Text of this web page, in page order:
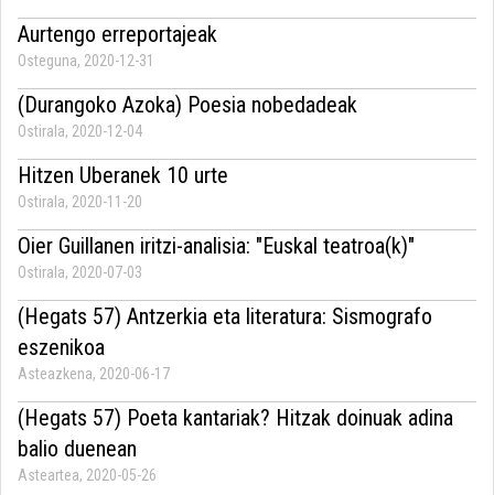
Aurtengo erreportajeak
Osteguna, 2020-12-31
(Durangoko Azoka) Poesia nobedadeak
Ostirala, 2020-12-04
Hitzen Uberanek 10 urte
Ostirala, 2020-11-20
Oier Guillanen iritzi-analisia: "Euskal teatroa(k)"
Ostirala, 2020-07-03
(Hegats 57) Antzerkia eta literatura: Sismografo
eszenikoa
Asteazkena, 2020-06-17
(Hegats 57) Poeta kantariak? Hitzak doinuak adina
balio duenean
Asteartea, 2020-05-26